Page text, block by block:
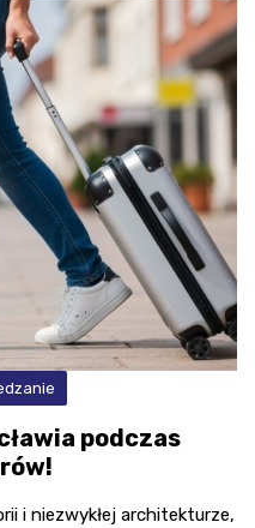
podczas
i niezwykłej architekturze,